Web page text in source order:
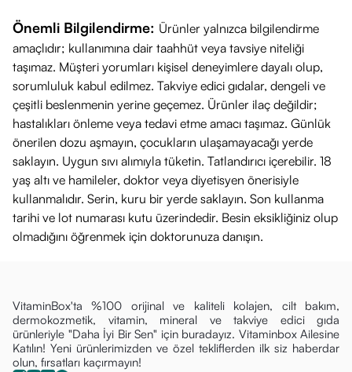
Önemli Bilgilendirme: Ürünler yalnızca bilgilendirme
amaçlıdır; kullanımına dair taahhüt veya tavsiye niteliği
taşımaz. Müşteri yorumları kişisel deneyimlere dayalı olup,
sorumluluk kabul edilmez. Takviye edici gıdalar, dengeli ve
çeşitli beslenmenin yerine geçemez. Ürünler ilaç değildir;
hastalıkları önleme veya tedavi etme amacı taşımaz. Günlük
önerilen dozu aşmayın, çocukların ulaşamayacağı yerde
saklayın. Uygun sıvı alımıyla tüketin. Tatlandırıcı içerebilir. 18
yaş altı ve hamileler, doktor veya diyetisyen önerisiyle
kullanmalıdır. Serin, kuru bir yerde saklayın. Son kullanma
tarihi ve lot numarası kutu üzerindedir. Besin eksikliğiniz olup
olmadığını öğrenmek için doktorunuza danışın.
VitaminBox'ta %100 orijinal ve kaliteli kolajen, cilt bakım,
dermokozmetik, vitamin, mineral ve takviye edici gıda
ürünleriyle "Daha İyi Bir Sen" için buradayız. Vitaminbox Ailesine
Katılın! Yeni ürünlerimizden ve özel tekliflerden ilk siz haberdar
olun, fırsatları kaçırmayın!